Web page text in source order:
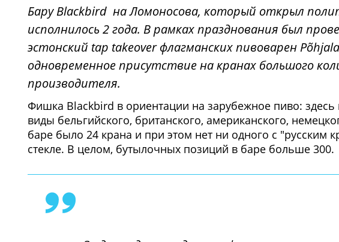
Бару Blackbird на Ломоносова, который открыл
исполнилось 2 года. В рамках празднования был
эстонский tap takeover флагманских пивоварен
одновременное присутствие на кранах большого
производителя.
Фишка Blackbird в ориентации на зарубежное пиво:
виды бельгийского, британского, американского,
баре было 24 крана и при этом нет ни одного с "русским
стекле. В целом, бутылочных позиций в баре больше 300.